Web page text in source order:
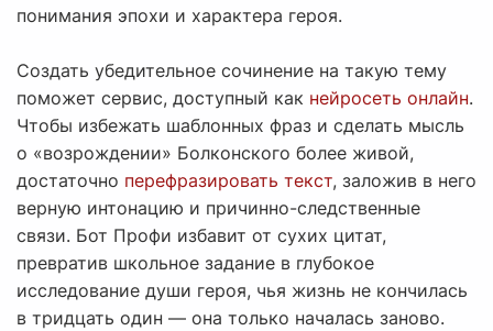
понимания эпохи и характера героя.
Создать убедительное сочинение на такую тему
поможет сервис, доступный как нейросеть онлайн.
Чтобы избежать шаблонных фраз и сделать мысль
о «возрождении» Болконского более живой,
достаточно перефразировать текст, заложив в него
верную интонацию и причинно-следственные
связи. Бот Профи избавит от сухих цитат,
превратив школьное задание в глубокое
исследование души героя, чья жизнь не кончилась
в тридцать один — она только началась заново.